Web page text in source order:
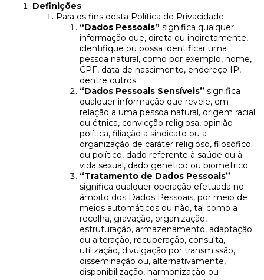
Definições
Para os fins desta Política de Privacidade:
“Dados Pessoais” significa qualquer
informação que, direta ou indiretamente,
identifique ou possa identificar uma
pessoa natural, como por exemplo, nome,
CPF, data de nascimento, endereço IP,
dentre outros;
“Dados Pessoais Sensíveis” significa
qualquer informação que revele, em
relação a uma pessoa natural, origem racial
ou étnica, convicção religiosa, opinião
política, filiação a sindicato ou a
organização de caráter religioso, filosófico
ou político, dado referente à saúde ou à
vida sexual, dado genético ou biométrico;
“Tratamento de Dados Pessoais”
significa qualquer operação efetuada no
âmbito dos Dados Pessoais, por meio de
meios automáticos ou não, tal como a
recolha, gravação, organização,
estruturação, armazenamento, adaptação
ou alteração, recuperação, consulta,
utilização, divulgação por transmissão,
disseminação ou, alternativamente,
disponibilização, harmonização ou